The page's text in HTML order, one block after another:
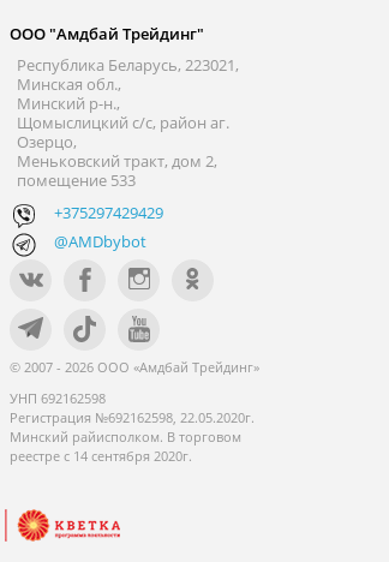
ООО "Амдбай Трейдинг"
Республика Беларусь, 223021,
Минская обл.,
Минский р-н.,
Щомыслицкий с/с, район аг.
Озерцо,
Меньковский тракт, дом 2,
помещение 533
+375297429429
@AMDbybot
© 2007 - 2026 ООО «Амдбай Трейдинг»
УНП 692162598
Регистрация №692162598, 22.05.2020г.
Минский райисполком. В торговом
реестре с 14 сентября 2020г.